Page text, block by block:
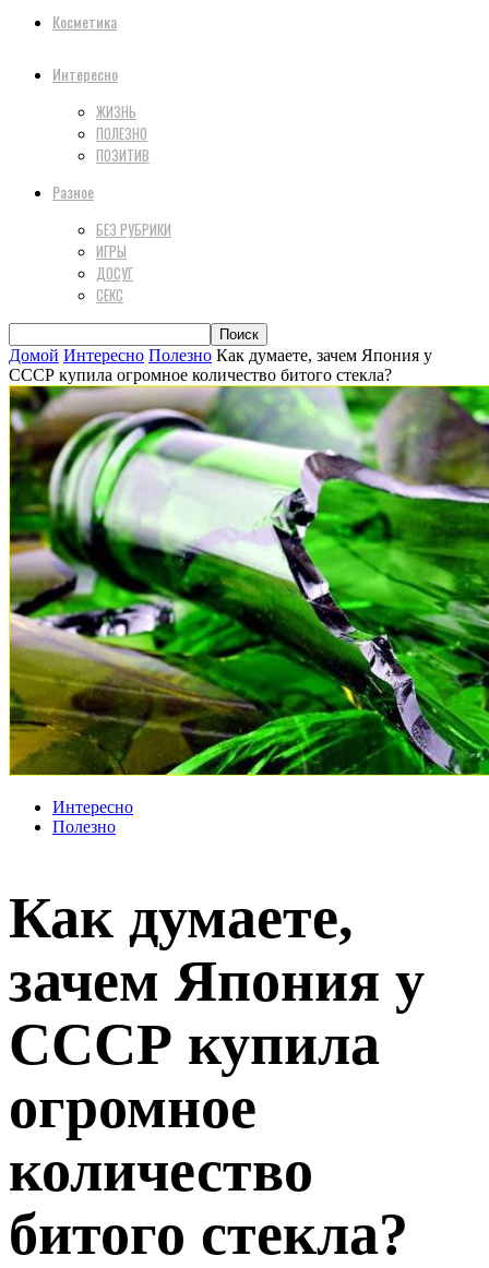
Косметика
Интересно
ЖИЗНЬ
ПОЛЕЗНО
ПОЗИТИВ
Разное
БЕЗ РУБРИКИ
ИГРЫ
ДОСУГ
СЕКС
Домой Интересно Полезно Как думаете, зачем Япония у
СССР купила огромное количество битого стекла?
Интересно
Полезно
Как думаете,
зачем Япония у
СССР купила
огромное
количество
битого стекла?